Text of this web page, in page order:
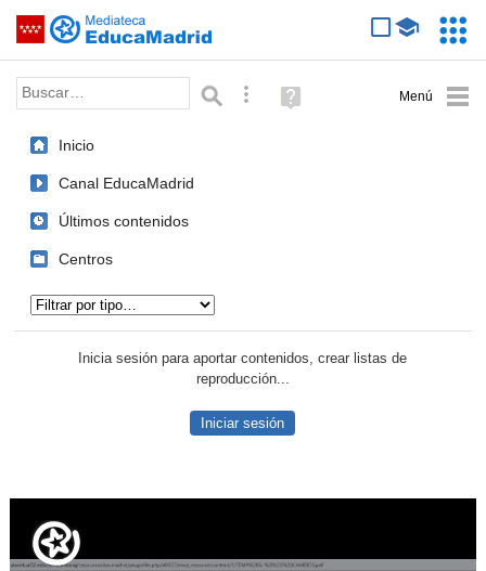
Saltar navegación
Palabra o frase: Búsqueda avanzada
Ayuda
(en
Inicio
Canal EducaMadrid
Últimos contenidos
Centros
Inicia sesión para aportar contenidos, crear listas de
reproducción...
Iniciar sesión